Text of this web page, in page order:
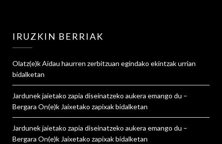
IRUZKIN BERRIAK
Olatz(e)kAidau haurren zerbitzuan egindako ekintzak urrian
bidalketan
Jardunek jaietako zapia diseinatzeko aukera emango du –
Bergara On(e)k Jaixetako zapixakbidalketan
Jardunek jaietako zapia diseinatzeko aukera emango du –
Bergara On(e)k Jaixetako zapixakbidalketan